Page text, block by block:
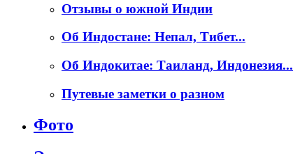
Отзывы о южной Индии
Об Индостане: Непал, Тибет...
Об Индокитае: Таиланд, Индонезия...
Путевые заметки о разном
Фото